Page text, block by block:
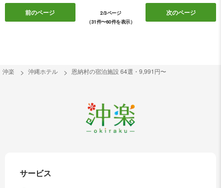
前のページ
2/3ページ
（31件〜60件を表示）
次のページ
沖楽 沖縄ホテル 恩納村の宿泊施設 64選・9,991円〜
サービス